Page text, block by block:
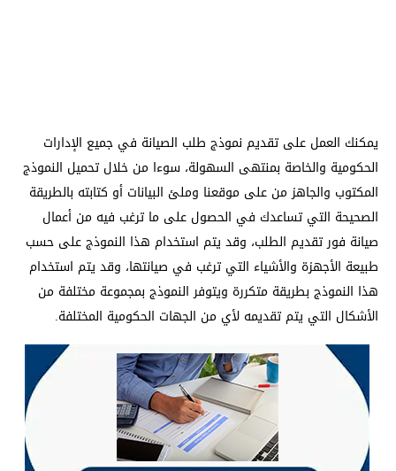
يمكنك العمل على تقديم نموذج طلب الصيانة في جميع الإدارات
الحكومية والخاصة بمنتهى السهولة، سوءا من خلال تحميل النموذج
المكتوب والجاهز من على موقعنا وملئ البيانات أو كتابته بالطريقة
الصحيحة التي تساعدك في الحصول على ما ترغب فيه من أعمال
صيانة فور تقديم الطلب، وقد يتم استخدام هذا النموذج على حسب
طبيعة الأجهزة والأشياء التي ترغب في صيانتها، وقد يتم استخدام
هذا النموذج بطريقة متكررة ويتوفر النموذج بمجموعة مختلفة من
الأشكال التي يتم تقديمه لأي من الجهات الحكومية المختلفة.